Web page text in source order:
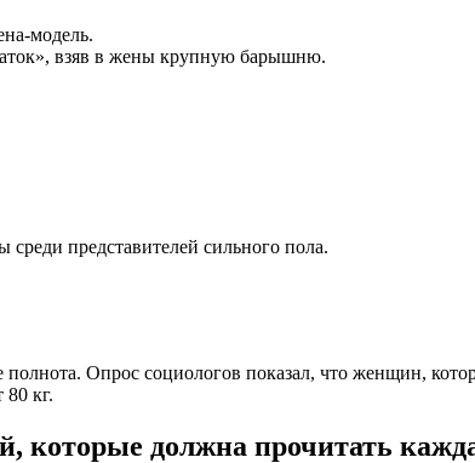
модель.
взяв в жены крупную барышню.
представителей сильного пола.
Опрос социологов показал, что женщин,
кг.
которые должна прочитать